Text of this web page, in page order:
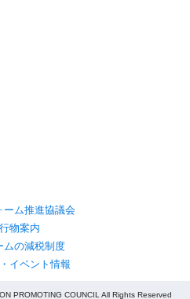
ーム推進協議会
物案内
ムの減税制度
イベント情報
PROMOTING COUNCIL All Rights Reserved